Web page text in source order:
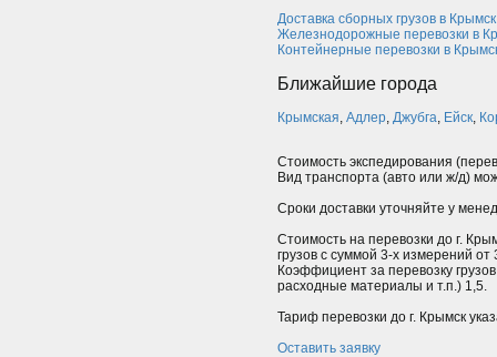
Доставка сборных грузов в Крымск
Железнодорожные перевозки в
Контейнерные перевозки в
Ближайшие города
Крымская, Адлер, Джубга, Ейск,
Стоимость экспедирования
Вид транспорта (авто или ж/д)
Сроки доставки уточняйте у
Стоимость на перевозки до г.
грузов с суммой 3-х измерений
Коэффициент за перевозку
расходные материалы и т.п.) 1,5.
Тариф перевозки до г. Крымск
Оставить заявку